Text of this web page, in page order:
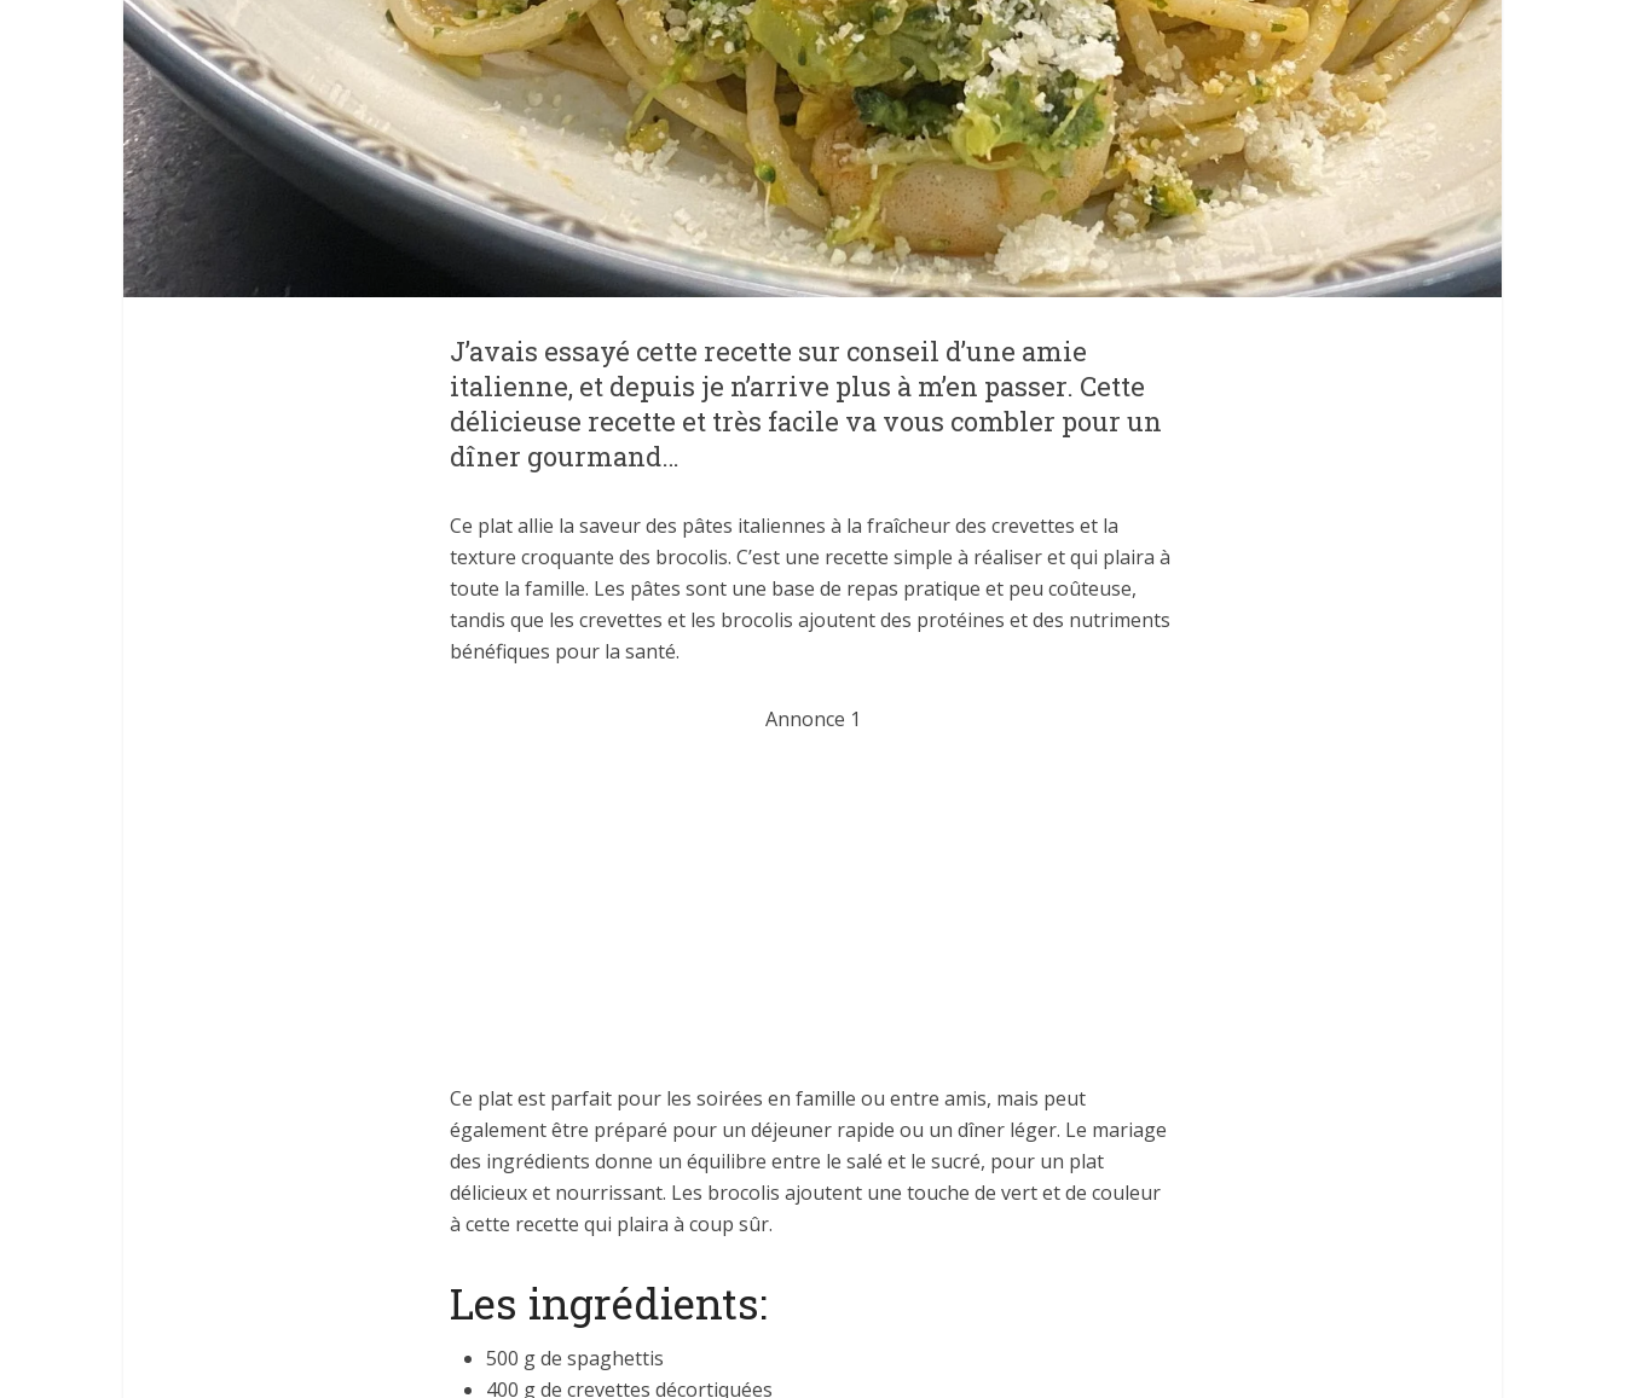
J’avais essayé cette recette sur conseil d’une amie
italienne, et depuis je n’arrive plus à m’en passer. Cette
délicieuse recette et très facile va vous combler pour un
dîner gourmand…
Ce plat allie la saveur des pâtes italiennes à la fraîcheur des crevettes et la
texture croquante des brocolis. C’est une recette simple à réaliser et qui plaira à
toute la famille. Les pâtes sont une base de repas pratique et peu coûteuse,
tandis que les crevettes et les brocolis ajoutent des protéines et des nutriments
bénéfiques pour la santé.
Annonce 1
Ce plat est parfait pour les soirées en famille ou entre amis, mais peut
également être préparé pour un déjeuner rapide ou un dîner léger. Le mariage
des ingrédients donne un équilibre entre le salé et le sucré, pour un plat
délicieux et nourrissant. Les brocolis ajoutent une touche de vert et de couleur
à cette recette qui plaira à coup sûr.
Les ingrédients:
500 g de spaghettis
400 g de crevettes décortiquées